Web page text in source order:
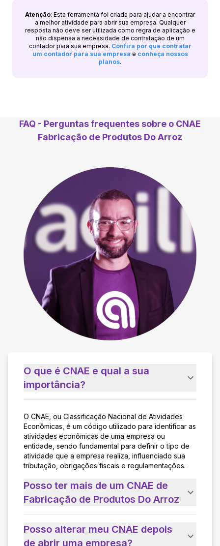
Atenção: Esta ferramenta foi criada para ajudar a encontrar
a melhor atividade para abrir sua empresa. Qualquer
resposta não deve ser utilizada como regra de aplicação e
não dispensa a necessidade de contratação de um
contador para sua empresa. Confira por que contratar
um contador para sua empresa e conheça nossos
planos.
FAQ - Perguntas frequentes sobre o CNAE
Fabricação de Produtos Do Arroz
O que é CNAE e qual a sua
importância?
O CNAE, ou Classificação Nacional de Atividades
Econômicas, é um código utilizado para identificar as
atividades econômicas de uma empresa ou
entidade, sendo fundamental para definir o tipo de
atividade que a empresa realiza, influenciado sua
tributação, obrigações fiscais e regulamentações.
Posso ter mais de um CNAE de
Fabricação de Produtos Do Arroz
Posso alterar meu CNAE depois
de abrir uma empresa?